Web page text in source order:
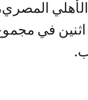
المصري،
في